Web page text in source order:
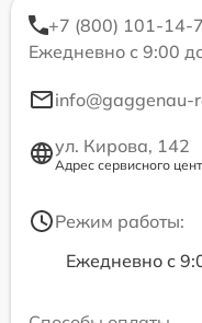
+7 (800) 101-14-
Ежедневно с 9:00
info@gaggenau-
ул. Кирова, 142
Адрес сервисного
Режим работы:
Ежедневно с